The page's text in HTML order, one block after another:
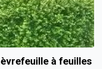
à feuilles